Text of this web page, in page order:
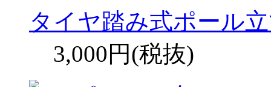
タイヤ踏み式ポール
3,000円(税抜)